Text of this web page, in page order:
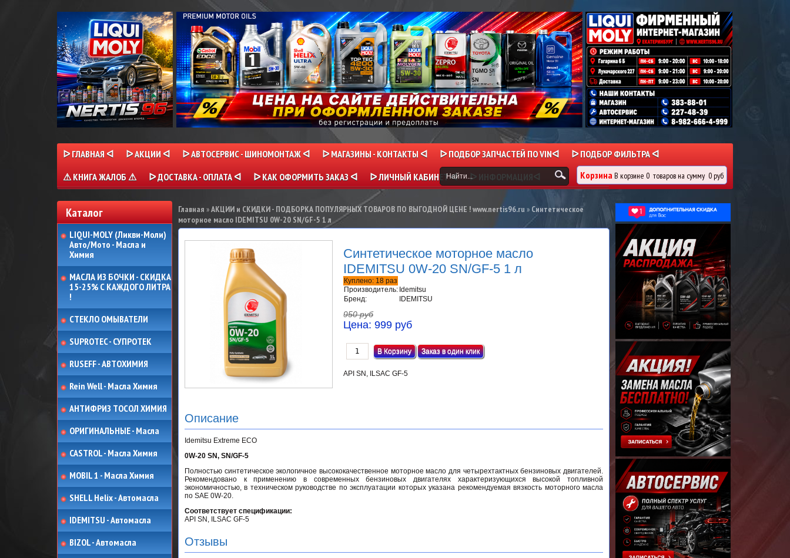
ᐅ ГЛАВНАЯ ᐊ ᐅ АКЦИИ ᐊ ᐅ АВТОСЕРВИС - ШИНОМОНТАЖ ᐊ ᐅ МАГАЗИНЫ - КОНТАКТЫ ᐊ ᐅ ПОДБОР ЗАПЧАСТЕЙ ПО VINᐊ
ᐅ ПОДБОР ФИЛЬТРА ᐊ
⚠ КНИГА ЖАЛОБ ⚠
ᐅ ДОСТАВКА - ОПЛАТА ᐊ ᐅ КАК ОФОРМИТЬ ЗАКАЗ ᐊ ᐅ ЛИЧНЫЙ КАБИНЕТ ᐊ ᐅ ИНФОРМАЦИЯᐊ Корзина В корзине 0 товаровна сумму 0 руб
Каталог
LIQUI-MOLY (Ликви-Моли)
Авто/Мото - Масла и
Химия
МАСЛА ИЗ БОЧКИ - СКИДКА
15-25% С КАЖДОГО ЛИТРА
!
СТЕКЛО ОМЫВАТЕЛИ
SUPROTEC - СУПРОТЕК
RUSEFF - АВТОХИМИЯ
Rein Well - Масла Химия
АНТИФРИЗ ТОСОЛ ХИМИЯ
ОРИГИНАЛЬНЫЕ - Масла
CASTROL - Масла Химия
MOBIL 1 - Масла Химия
SHELL Helix - Автомасла
IDEMITSU - Автомасла
BIZOL - Автомасла
Главная »АКЦИИ и СКИДКИ - ПОДБОРКА ПОПУЛЯРНЫХ ТОВАРОВ ПО ВЫГОДНОЙ ЦЕНЕ ! www.nertis96.ru » Синтетическое
моторное масло IDEMITSU 0W-20 SN/GF-5 1 л
Синтетическое моторное масло
IDEMITSU 0W-20 SN/GF-5 1 л
Куплено: 18 раз
Производитель: Idemitsu
Бренд:
IDEMITSU
950 руб
Цена: 999 руб
Заказ в один клик
API SN, ILSAC GF-5
Описание
Idemitsu Extreme ECO
0W-20 SN, SN/GF-5
Полностью синтетическое экологичное высококачественное моторное масло для четырехтактных бензиновых двигателей.
Рекомендовано к применению в современных бензиновых двигателях характеризующихся высокой топливной
экономичностью, в техническом руководстве по эксплуатации которых указана рекомендуемая вязкость моторного масла
по SAE 0W-20.
Соответствует спецификации:
API SN, ILSAC GF-5
Отзывы